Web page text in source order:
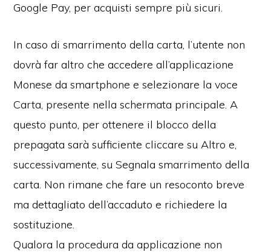
Google Pay, per acquisti sempre più sicuri.
In caso di smarrimento della carta, l’utente non
dovrà far altro che accedere all’applicazione
Monese da smartphone e selezionare la voce
Carta, presente nella schermata principale. A
questo punto, per ottenere il blocco della
prepagata sarà sufficiente cliccare su Altro e,
successivamente, su Segnala smarrimento della
carta. Non rimane che fare un resoconto breve
ma dettagliato dell’accaduto e richiedere la
sostituzione.
Qualora la procedura da applicazione non